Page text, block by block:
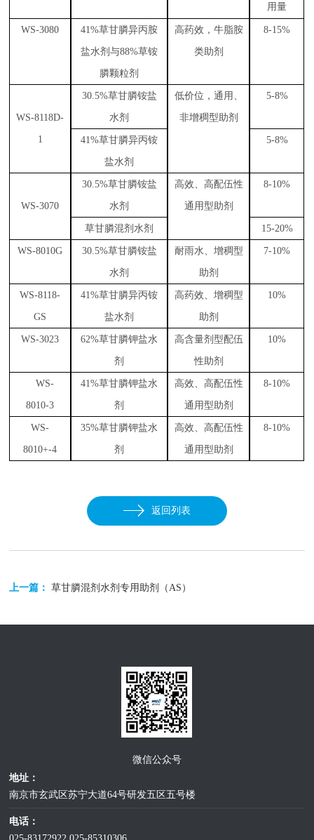
用量
WS-3080 41%草甘膦异丙胺
盐水剂与88%草铵
膦颗粒剂
高药效 ， 牛脂胺
类助剂
8-15%
WS-8118D-
1
30.5%草甘膦铵盐
水剂
低价位 ，通用、
非增稠型助剂
5-8%
41%草甘膦异丙铵
盐水剂
5-8%
WS-3070
30.5%草甘膦铵盐
水剂
高效、高配伍性
通用型助剂
8-10%
草甘膦混剂水剂 15-20%
WS-8010G 30.5%草甘膦铵盐
水剂
耐雨水、增稠型
助剂
7-10%
WS-8118-
GS
41%草甘膦异丙铵
盐水剂
高药效、增稠型
助剂
10%
WS-3023 62%草甘膦钾盐水
剂
高含量剂 型配伍
性助剂
10%
WS-
8010-3
41%草甘膦钾盐水
剂
高效、高配伍性
通用型助剂
8-10%
WS-
8010+-4
35%草甘膦钾盐水
剂
高效、高配伍性
通用型助剂
8-10%
返回列表
上一篇：草甘膦混剂水剂专用助剂（AS）
微信公众号
地址：
南京市玄武区苏宁大道64号研发五区五号楼
电话：